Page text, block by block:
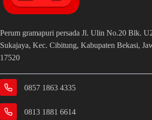
Perum gramapuri persada Jl. Ulin No.20 Blk.
Sukajaya, Kec. Cibitung, Kabupaten Bekasi,
17520
0857 1863 4335
0813 1881 6614